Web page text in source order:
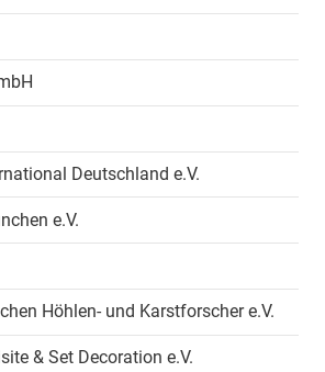
Deutschland e.V.
e.V.
Höhlen- und Karstforscher e.V.
& Set Decoration e.V.